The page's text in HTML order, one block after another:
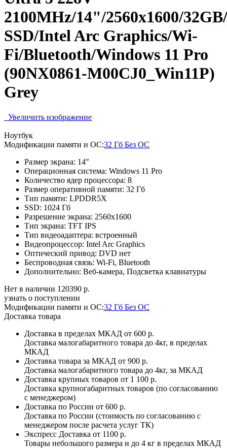
2100MHz/14"/2560x1600/
SSD/Intel Arc Graphics/Wi-
Fi/Bluetooth/Windows 11 Pro
(90NX0861-M00CJ0_Win11P)
Grey
Увеличить изображение
Ноутбук
Модификации памяти и ОС:32 Гб Без ОС
Размер экрана: 14"
Операционная система: Windows 11 Pro
Количество ядер процессора: 8
Размер оперативной памяти: 32 Гб
Тип памяти: LPDDR5X
SSD: 1024 Гб
Разрешение экрана: 2560x1600
Тип экрана: TFT IPS
Тип видеоадаптера: встроенный
Видеопроцессор: Intel Arc Graphics
Оптический привод: DVD нет
Беспроводная связь: Wi-Fi, Bluetooth
Дополнительно: Веб-камера, Подсветка клавиатуры
Нет в наличии 120390 р.
узнать о поступлении
Модификации памяти и ОС:32 Гб Без ОС
Доставка товара
Доставка в пределах МКАД от 600 р.
Доставка малогабаритного товара до 4кг, в пределах
МКАД
Доставка товара за МКАД от 900 р.
Доставка малогабаритного товара до 4кг, за МКАД
Доставка крупных товаров от 1 100 р.
Доставка крупногабаритных товаров (по согласованию
с менеджером)
Доставка по России от 600 р.
Доставка по России (стоимость по согласованию с
менеджером после расчета услуг ТК)
Экспресс Доставка от 1100 р.
Товары небольшого размера и до 4 кг в пределах МКАД